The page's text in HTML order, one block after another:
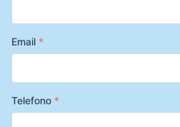
Email *
Telefono *